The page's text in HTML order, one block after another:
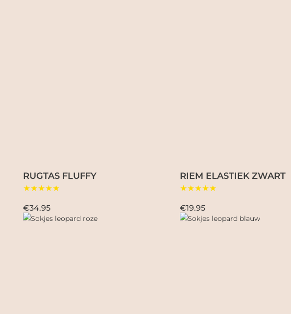
RUGTAS FLUFFY
★★★★★
€34.95
RIEM ELASTIEK ZWART
★★★★★
€19.95